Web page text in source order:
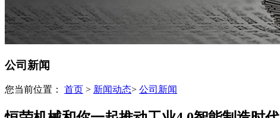
公司新闻
您当前位置： 首页 > 新闻动态> 公司新闻